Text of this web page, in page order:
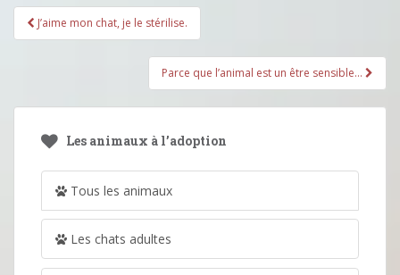
Pagination
d'article
J’aime mon chat, je le stérilise.
Parce que l’animal est un être sensible…
Les animaux à l’adoption
Tous les animaux
Les chats adultes